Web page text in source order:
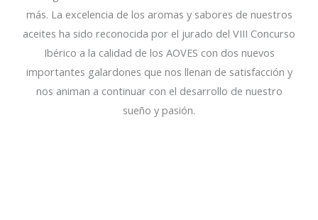
más. La excelencia de los aromas y sabores de nuestros
aceites ha sido reconocida por el jurado del VIII Concurso
Ibérico a la calidad de los AOVES con dos nuevos
importantes galardones que nos llenan de satisfacción y
nos animan a continuar con el desarrollo de nuestro
sueño y pasión.